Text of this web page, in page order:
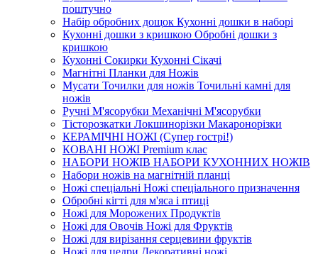
поштучно
Набір обробних дощок Кухонні дошки в наборі
Кухонні дошки з кришкою Обробні дошки з
кришкою
Кухонні Сокирки Кухонні Сікачі
Магнітні Планки для Ножів
Мусати Точилки для ножів Точильні камні для
ножів
Ручні М'ясорубки Механічні М'ясорубки
Тісторозкатки Локшинорізки Макаронорізки
КЕРАМІЧНІ НОЖІ (Супер гострі!)
КОВАНІ НОЖІ Premium клас
НАБОРИ НОЖІВ НАБОРИ КУХОННИХ НОЖІВ
Набори ножів на магнітній планці
Ножі спеціальні Ножі спеціального призначення
Обробні кігті для м'яса і птиці
Ножі для Морожених Продуктів
Ножі для Овочів Ножі для Фруктів
Ножі для вирізання серцевини фруктів
Ножі для цедри Декоративні ножі